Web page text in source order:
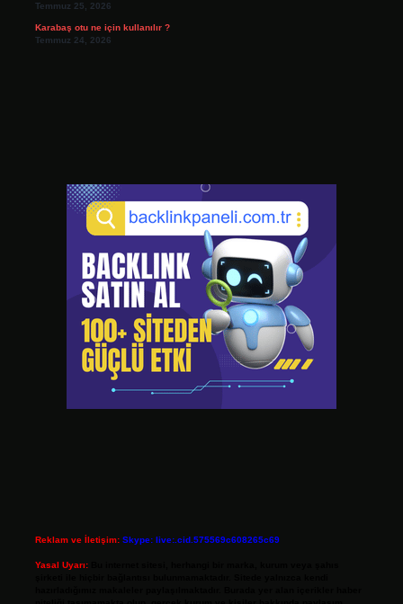
Temmuz 25, 2026
Karabaş otu ne için kullanılır ?
Temmuz 24, 2026
Reklam ve İletişim: Skype: live:.cid.575569c608265c69
Yasal Uyarı: